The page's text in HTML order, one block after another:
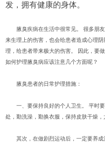
发，拥有健康的身体。
腋臭疾病在生活中很常见。 很多朋友
来生理上的伤害，也会给患者造成心理
理，给患者带来极大的伤害。 因此，要
如何护理腋臭病应该注意几个方面呢？
腋臭患者的日常护理措施：
一、要保持良好的个人卫生。 平时要
处，勤洗澡，勤换衣服，保持皮肤干燥
其次，在做剧烈运动后，一定要养成